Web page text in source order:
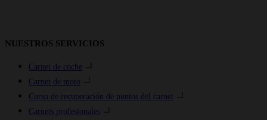
NUESTROS SERVICIOS
Carnet de coche
Carnet de moto
Curso de recuperación de puntos del carnet
Carnets profesionales